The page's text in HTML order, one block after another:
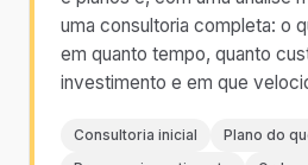
uma consultoria completa: o
em quanto tempo, quanto
investimento e em que
Consultoria inicial
Plano do